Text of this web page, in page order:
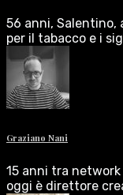
56 anni,
per il tabacco e i
Graziano Nani
15 anni tra
oggi è direttore